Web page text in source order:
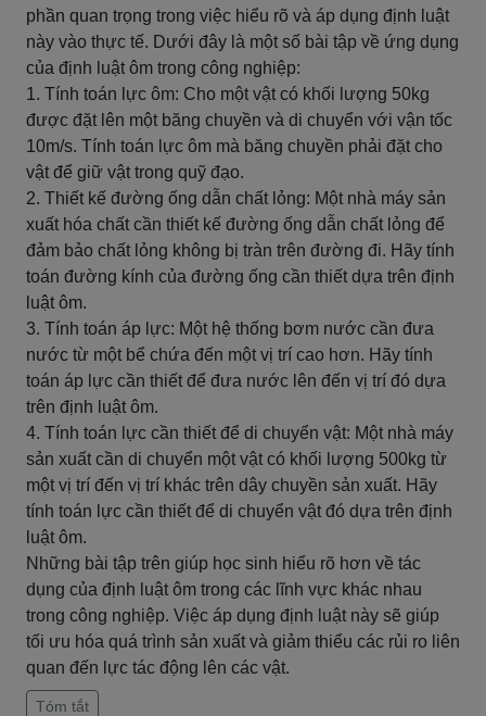
phần quan trọng trong việc hiểu rõ và áp dụng định luật
này vào thực tế. Dưới đây là một số bài tập về ứng dụng
của định luật ôm trong công nghiệp:
1. Tính toán lực ôm: Cho một vật có khối lượng 50kg
được đặt lên một băng chuyền và di chuyển với vận tốc
10m/s. Tính toán lực ôm mà băng chuyền phải đặt cho
vật để giữ vật trong quỹ đạo.
2. Thiết kế đường ống dẫn chất lỏng: Một nhà máy sản
xuất hóa chất cần thiết kế đường ống dẫn chất lỏng để
đảm bảo chất lỏng không bị tràn trên đường đi. Hãy tính
toán đường kính của đường ống cần thiết dựa trên định
luật ôm.
3. Tính toán áp lực: Một hệ thống bơm nước cần đưa
nước từ một bể chứa đến một vị trí cao hơn. Hãy tính
toán áp lực cần thiết để đưa nước lên đến vị trí đó dựa
trên định luật ôm.
4. Tính toán lực cần thiết để di chuyển vật: Một nhà máy
sản xuất cần di chuyển một vật có khối lượng 500kg từ
một vị trí đến vị trí khác trên dây chuyền sản xuất. Hãy
tính toán lực cần thiết để di chuyển vật đó dựa trên định
luật ôm.
Những bài tập trên giúp học sinh hiểu rõ hơn về tác
dụng của định luật ôm trong các lĩnh vực khác nhau
trong công nghiệp. Việc áp dụng định luật này sẽ giúp
tối ưu hóa quá trình sản xuất và giảm thiểu các rủi ro liên
quan đến lực tác động lên các vật.
Tóm tắt